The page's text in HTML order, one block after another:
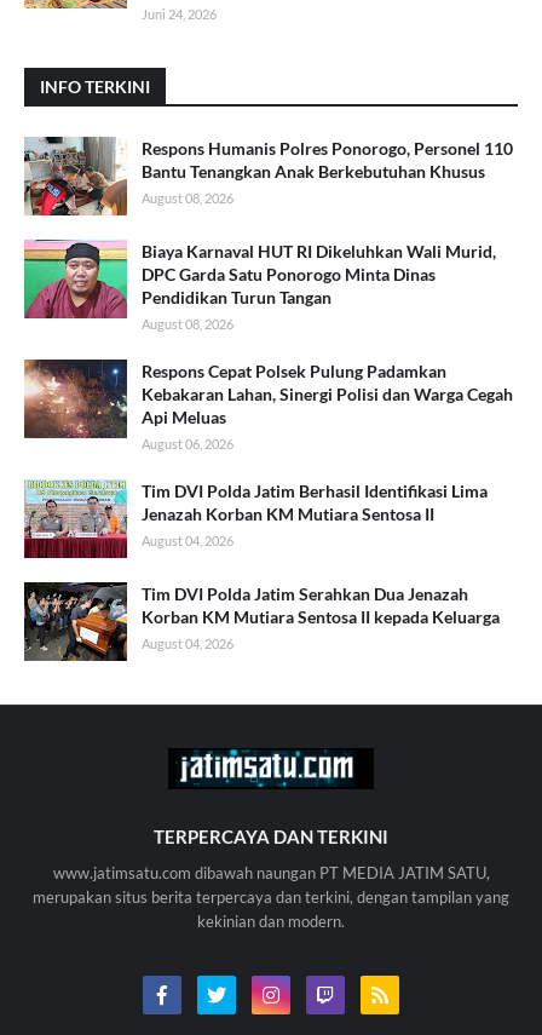
Juni 24, 2026
INFO TERKINI
Respons Humanis Polres Ponorogo, Personel 110
Bantu Tenangkan Anak Berkebutuhan Khusus
August 08, 2026
Biaya Karnaval HUT RI Dikeluhkan Wali Murid,
DPC Garda Satu Ponorogo Minta Dinas
Pendidikan Turun Tangan
August 08, 2026
Respons Cepat Polsek Pulung Padamkan
Kebakaran Lahan, Sinergi Polisi dan Warga Cegah
Api Meluas
August 06, 2026
Tim DVI Polda Jatim Berhasil Identifikasi Lima
Jenazah Korban KM Mutiara Sentosa II
August 04, 2026
Tim DVI Polda Jatim Serahkan Dua Jenazah
Korban KM Mutiara Sentosa II kepada Keluarga
August 04, 2026
TERPERCAYA DAN TERKINI
www.jatimsatu.com dibawah naungan PT MEDIA JATIM SATU,
merupakan situs berita terpercaya dan terkini, dengan tampilan yang
kekinian dan modern.